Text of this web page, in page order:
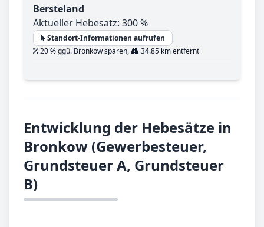
Bersteland
Aktueller Hebesatz: 300 %
Standort-Informationen aufrufen
20 % ggü. Bronkow sparen,
34.85 km entfernt
Entwicklung der Hebesätze in
Bronkow (Gewerbesteuer,
Grundsteuer A, Grundsteuer
B)